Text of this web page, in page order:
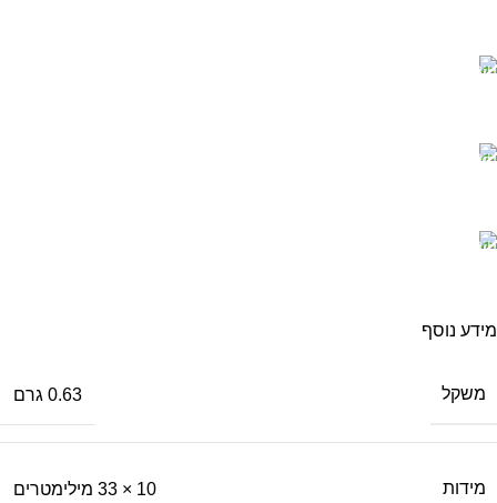
מידע נוסף
משקל 0.63 גרם
מידות 10 × 33 מילימטרים